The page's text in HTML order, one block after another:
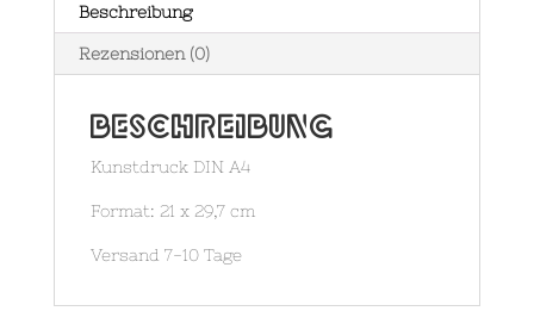
Beschreibung
Rezensionen (0)
Beschreibung
Kunstdruck DIN A4
Format: 21 x 29,7 cm
Versand 7-10 Tage